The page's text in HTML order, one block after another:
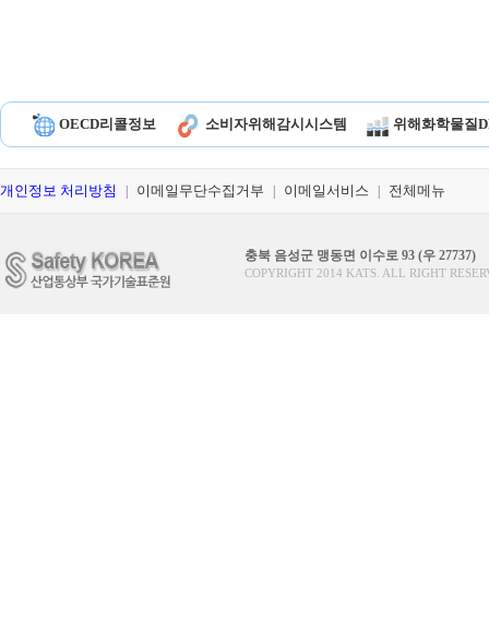
OECD리콜정보 소비자위해감시시스템 위해화학물질
개인정보 처리방침 이메일무단수집거부 이메일서비스 전체메뉴
충북 음성군 맹동면 이수로 93 (우 27737)
COPYRIGHT 2014 KATS. ALL RIGHT